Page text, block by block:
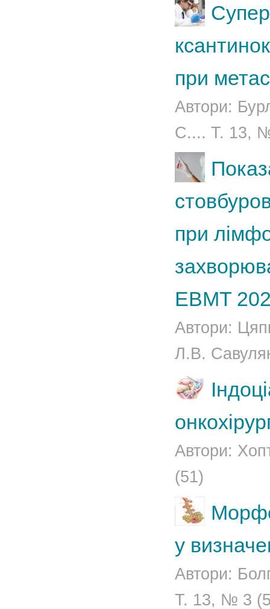
при
Автори:
С.... Т. 13,
при
EBMT
Автори:
Л.В.
Автори:
(51)
у
Автори:
Т. 13, № 3